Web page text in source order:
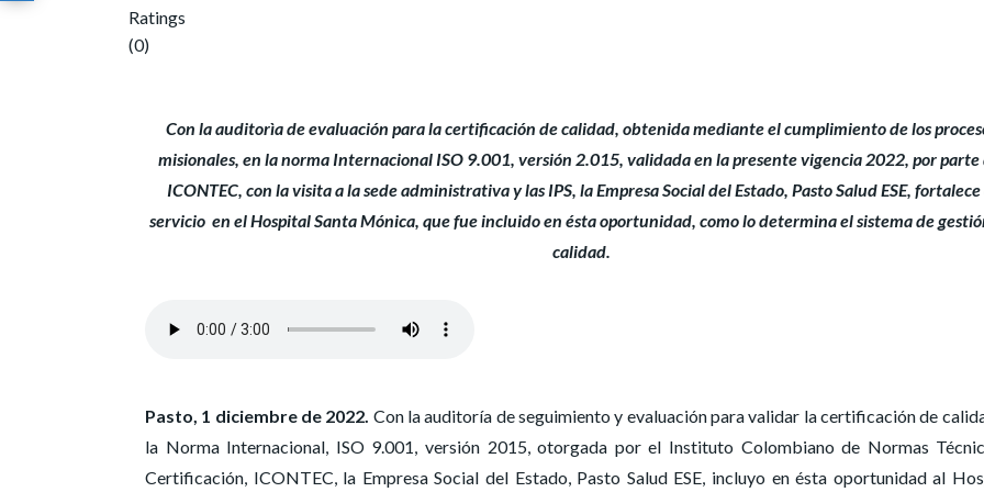
Ratings
(0)
Con la auditorìa de evaluación para la certificación de calidad, obtenida mediante el cumplimiento de los
misionales, en la norma Internacional ISO 9.001, versión 2.015, validada en la presente vigencia 2022, por parte
ICONTEC, con la visita a la sede administrativa y las IPS, la Empresa Social del Estado, Pasto Salud ESE, fortalece
servicio en el Hospital Santa Mónica, que fue incluido en ésta oportunidad, como lo determina el sistema de
calidad.
Pasto, 1 diciembre de 2022. Con la auditoría de seguimiento y evaluación para validar la certificación de
la Norma Internacional, ISO 9.001, versión 2015, otorgada por el Instituto Colombiano de Normas
Certificación, ICONTEC, la Empresa Social del Estado, Pasto Salud ESE, incluyo en ésta oportunidad al